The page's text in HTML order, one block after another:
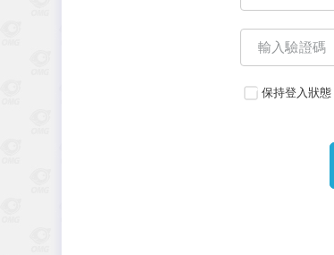
輸入驗證碼
保持登入狀態